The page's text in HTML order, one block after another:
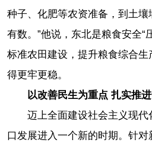
种子、化肥等农资准备，到土壤
有数。”他说，东北是粮食安全“
标准农田建设，提升粮食综合
得更牢更稳。
以改善民生为重点 扎实推
迈上全面建设社会主义现代
口发展进入一个新的时期。针